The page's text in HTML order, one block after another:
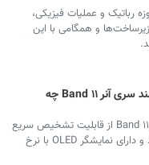
رباتیک و عملیات فیزیکی،
زیرساخت‌ها و همگامی با این
مچ‌بندهای هوشمند سری آنر Band ۱۱ چه
مچ‌بندهای هوشمند سری آنر Band ۱۱ از قابلیت تشخیص سریع
ایست قلبی پشتیبانی می‌کنند و دارای نمایشگر OLED با نرخ